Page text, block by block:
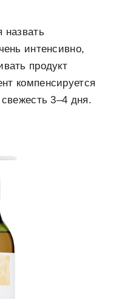
назвать
интенсивно,
продукт
компенсируется
3–4 дня.